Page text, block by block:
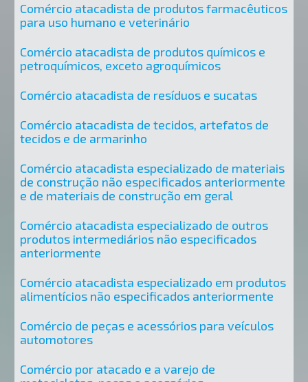
Comércio atacadista de produtos farmacêuticos
para uso humano e veterinário
Comércio atacadista de produtos químicos e
petroquímicos, exceto agroquímicos
Comércio atacadista de resíduos e sucatas
Comércio atacadista de tecidos, artefatos de
tecidos e de armarinho
Comércio atacadista especializado de materiais
de construção não especificados anteriormente
e de materiais de construção em geral
Comércio atacadista especializado de outros
produtos intermediários não especificados
anteriormente
Comércio atacadista especializado em produtos
alimentícios não especificados anteriormente
Comércio de peças e acessórios para veículos
automotores
Comércio por atacado e a varejo de